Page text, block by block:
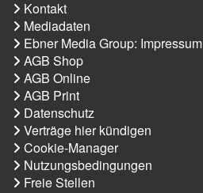
Kontakt
Mediadaten
Ebner Media Group: Impressum
AGB Shop
AGB Online
AGB Print
Datenschutz
Verträge hier kündigen
Cookie-Manager
Nutzungsbedingungen
Freie Stellen